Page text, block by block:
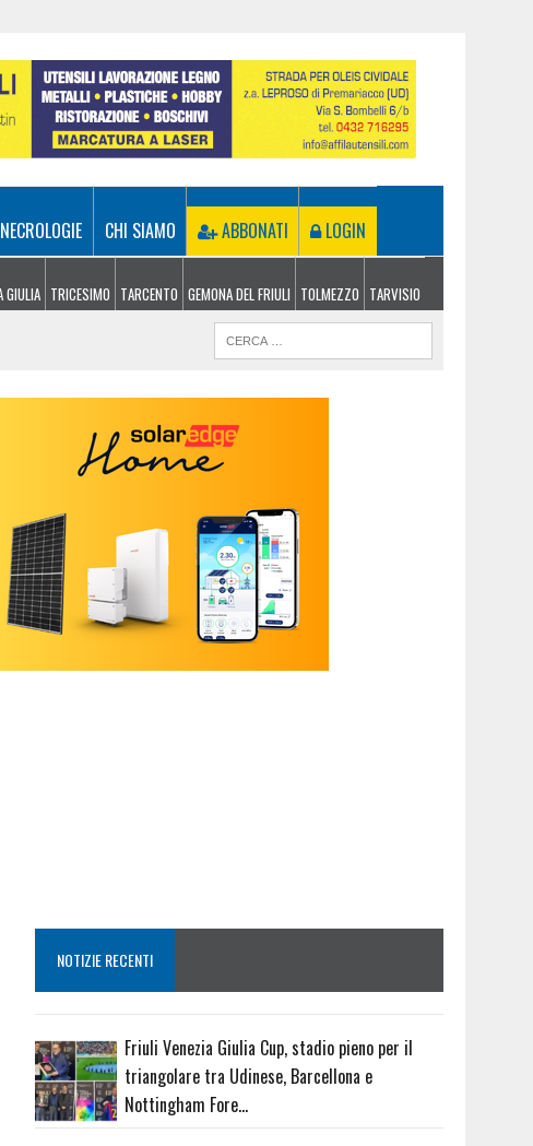
NECROLOGIE CHI SIAMO ABBONATI LOGIN
GIULIA TRICESIMO TARCENTO GEMONA DEL FRIULI TOLMEZZO TARVISIO
NOTIZIE RECENTI
Friuli Venezia Giulia Cup, stadio pieno per il
triangolare tra Udinese, Barcellona e
Nottingham Fore…